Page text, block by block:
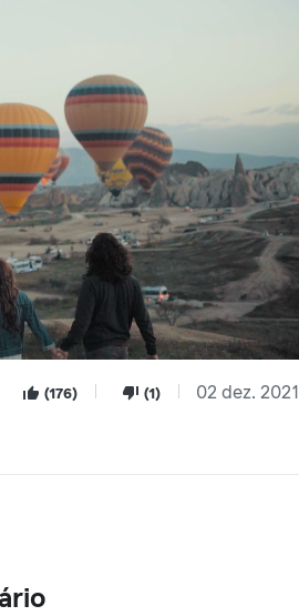
(176) (1) 02 dez. 2021